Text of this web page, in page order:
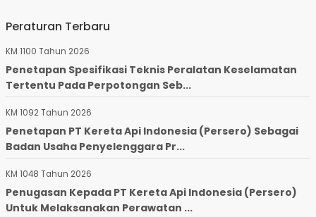
Peraturan Terbaru
KM 1100 Tahun 2026
Penetapan Spesifikasi Teknis Peralatan Keselamatan
Tertentu Pada Perpotongan Seb...
KM 1092 Tahun 2026
Penetapan PT Kereta Api Indonesia (Persero) Sebagai
Badan Usaha Penyelenggara Pr...
KM 1048 Tahun 2026
Penugasan Kepada PT Kereta Api Indonesia (Persero)
Untuk Melaksanakan Perawatan ...